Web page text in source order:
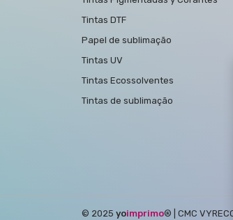
Tintas DTF
Papel de sublimação
Tintas UV
Tintas Ecossolventes
Tintas de sublimação
© 2025 yoimprimo® | CMC